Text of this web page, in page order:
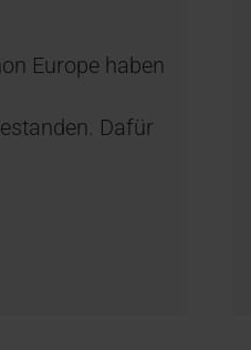
Europe haben
Dafür